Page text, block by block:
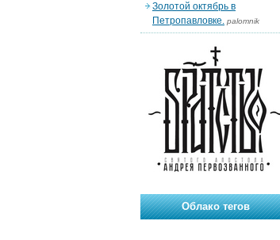
Золотой октябрь в
Петропавловке. palomnik
Облако тегов